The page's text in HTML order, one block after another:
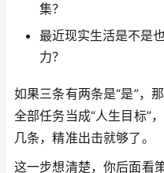
集？
最近现实生活是不是
力？
如果三条有两条是“是”，
全部任务当成“人生目标”
几条，精准出击就够了。
这一步想清楚，你后面看